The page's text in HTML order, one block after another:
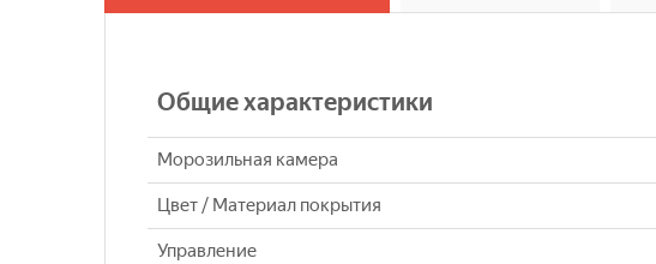
Общие характеристики
Морозильная камера
Цвет / Материал покрытия
Управление